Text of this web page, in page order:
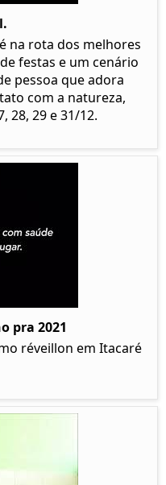
na rota dos melhores
festas e um cenário
pessoa que adora
com a natureza,
28, 29 e 31/12.
pra 2021
réveillon em Itacaré